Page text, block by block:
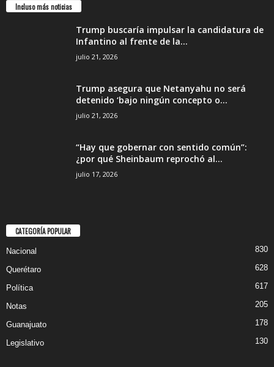
Incluso más noticias
Trump buscaría impulsar la candidatura de
Infantino al frente de la...
julio 21, 2026
Trump asegura que Netanyahu no será
detenido ‘bajo ningún concepto o...
julio 21, 2026
“Hay que gobernar con sentido común”:
¿por qué Sheinbaum reprochó al...
julio 17, 2026
CATEGORÍA POPULAR
Nacional 830
Querétaro 628
Política 617
Notas 205
Guanajuato 178
Legislativo 130